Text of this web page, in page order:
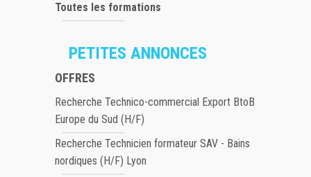
Toutes les formations
PETITES ANNONCES
OFFRES
Recherche Technico-commercial Export BtoB
Europe du Sud (H/F)
Recherche Technicien formateur SAV - Bains
nordiques (H/F) Lyon